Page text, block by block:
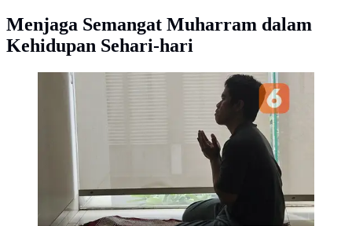
Menjaga Semangat Muharram dalam
Kehidupan Sehari-hari